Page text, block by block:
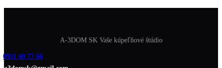
A-3DOM SK Vaše kúpeľňové štúdio
0911 40 77 66